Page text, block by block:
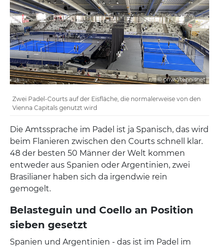
© privat/tennisnet
Zwei Padel-Courts auf der Eisfläche, die normalerweise von den
Vienna Capitals genutzt wird
Die Amtssprache im Padel ist ja Spanisch, das wird
beim Flanieren zwischen den Courts schnell klar.
48 der besten 50 Männer der Welt kommen
entweder aus Spanien oder Argentinien, zwei
Brasilianer haben sich da irgendwie rein
gemogelt.
Belasteguin und Coello an Position
sieben gesetzt
Spanien und Argentinien - das ist im Padel im